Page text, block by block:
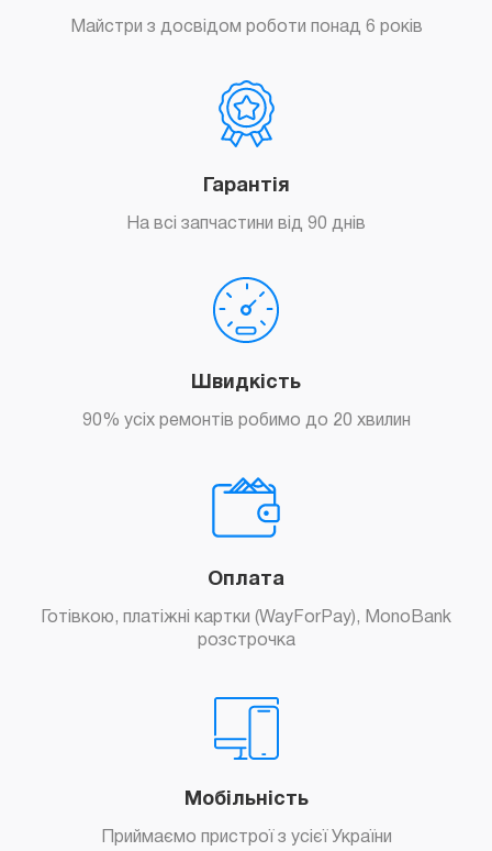
Майстри з досвідом роботи понад 6 років
Гарантія
На всі запчастини від 90 днів
Швидкість
90% усіх ремонтів робимо до 20 хвилин
Оплата
Готівкою, платіжні картки (WayForPay), MonoBank
розстрочка
Мобільність
Приймаємо пристрої з усієї України